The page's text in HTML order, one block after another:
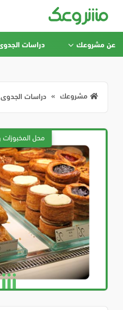
عن مشروعك دراسات
مشروعك دراسات الجدوى